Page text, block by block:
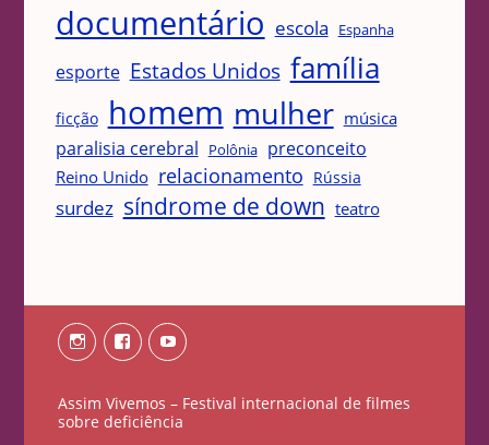
documentário escola Espanha
esporte Estados Unidos família
ficção homem mulher música
paralisia cerebral Polônia preconceito
Reino Unido relacionamento Rússia
surdez síndrome de down teatro
InstagramFacebookYoutube
Assim Vivemos – Festival internacional de filmes
sobre deficiência